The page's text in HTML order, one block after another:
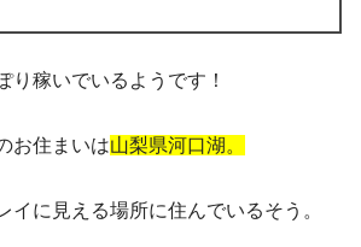
り稼いでいるようです！
お住まいは山梨県河口湖。
イに見える場所に住んでいるそう。